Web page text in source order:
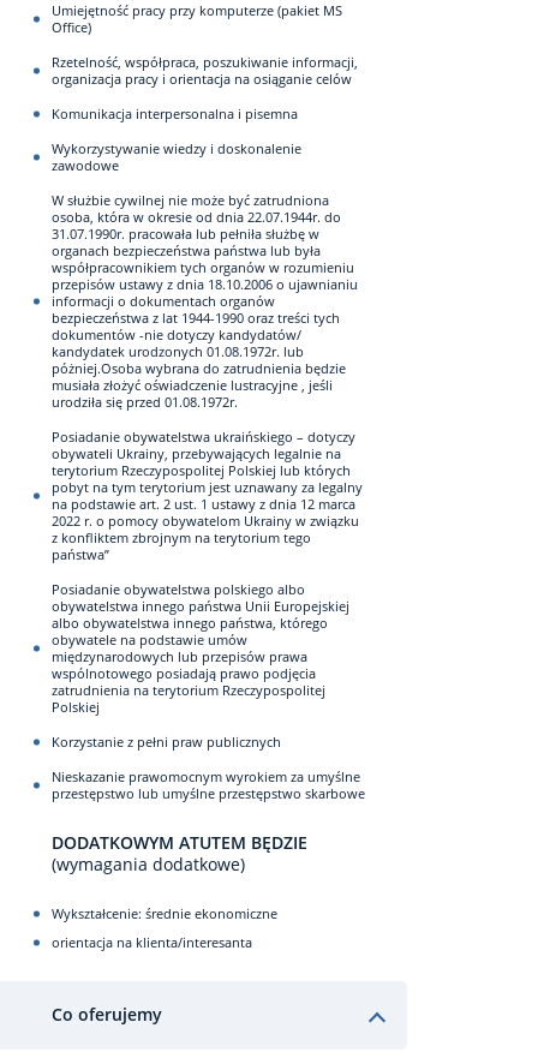
Umiejętność pracy przy komputerze (pakiet MS
Office)
Rzetelność, współpraca, poszukiwanie informacji,
organizacja pracy i orientacja na osiąganie celów
Komunikacja interpersonalna i pisemna
Wykorzystywanie wiedzy i doskonalenie
zawodowe
W służbie cywilnej nie może być zatrudniona
osoba, która w okresie od dnia 22.07.1944r. do
31.07.1990r. pracowała lub pełniła służbę w
organach bezpieczeństwa państwa lub była
współpracownikiem tych organów w rozumieniu
przepisów ustawy z dnia 18.10.2006 o ujawnianiu
informacji o dokumentach organów
bezpieczeństwa z lat 1944-1990 oraz treści tych
dokumentów -nie dotyczy kandydatów/
kandydatek urodzonych 01.08.1972r. lub
póżniej.Osoba wybrana do zatrudnienia będzie
musiała złożyć oświadczenie lustracyjne , jeśli
urodziła się przed 01.08.1972r.
Posiadanie obywatelstwa ukraińskiego – dotyczy
obywateli Ukrainy, przebywających legalnie na
terytorium Rzeczypospolitej Polskiej lub których
pobyt na tym terytorium jest uznawany za legalny
na podstawie art. 2 ust. 1 ustawy z dnia 12 marca
2022 r. o pomocy obywatelom Ukrainy w związku
z konfliktem zbrojnym na terytorium tego
państwa”
Posiadanie obywatelstwa polskiego albo
obywatelstwa innego państwa Unii Europejskiej
albo obywatelstwa innego państwa, którego
obywatele na podstawie umów
międzynarodowych lub przepisów prawa
wspólnotowego posiadają prawo podjęcia
zatrudnienia na terytorium Rzeczypospolitej
Polskiej
Korzystanie z pełni praw publicznych
Nieskazanie prawomocnym wyrokiem za umyślne
przestępstwo lub umyślne przestępstwo skarbowe
DODATKOWYM ATUTEM BĘDZIE
(wymagania dodatkowe)
Wykształcenie: średnie ekonomiczne
orientacja na klienta/interesanta
Co oferujemy